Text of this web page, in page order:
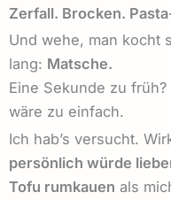
Zerfall. Brocken.
Und wehe, man kocht
lang: Matsche.
Eine Sekunde zu früh?
wäre zu einfach.
Ich hab’s versucht.
persönlich würde
Tofu rumkauen als